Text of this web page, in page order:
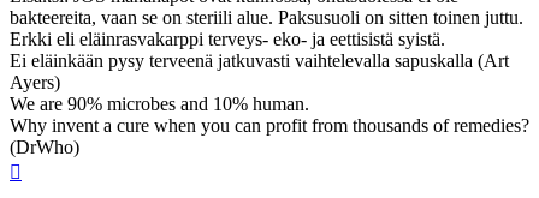
bakteereita, vaan se on steriili alue. Paksusuoli on sitten toinen juttu.
Erkki eli eläinrasvakarppi terveys- eko- ja eettisistä syistä.
Ei eläinkään pysy terveenä jatkuvasti vaihtelevalla sapuskalla (Art
Ayers)
We are 90% microbes and 10% human.
Why invent a cure when you can profit from thousands of remedies?
(DrWho)